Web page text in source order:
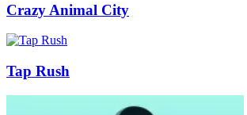
Crazy Animal City
Tap Rush